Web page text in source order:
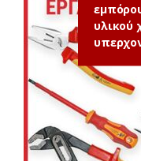
υλικού